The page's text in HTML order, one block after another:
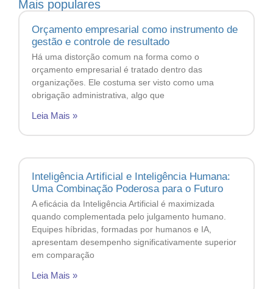
Mais populares
Orçamento empresarial como instrumento de
gestão e controle de resultado
Há uma distorção comum na forma como o
orçamento empresarial é tratado dentro das
organizações. Ele costuma ser visto como uma
obrigação administrativa, algo que
Leia Mais »
Inteligência Artificial e Inteligência Humana:
Uma Combinação Poderosa para o Futuro
A eficácia da Inteligência Artificial é maximizada
quando complementada pelo julgamento humano.
Equipes híbridas, formadas por humanos e IA,
apresentam desempenho significativamente superior
em comparação
Leia Mais »